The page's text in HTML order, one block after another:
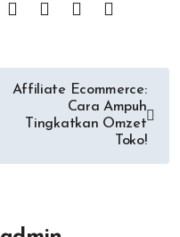
Affiliate Ecommerce:
Cara Ampuh
Tingkatkan Omzet
Toko!